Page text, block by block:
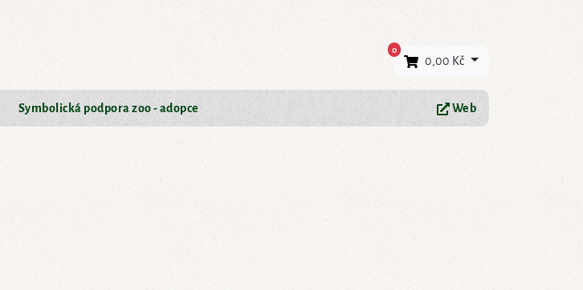
0×
0,00 Kč
Symbolická podpora zoo - adopce Web